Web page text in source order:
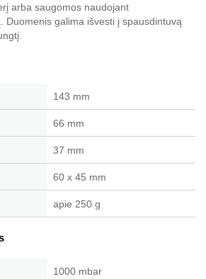
arba saugomos naudojant
Duomenis galima išvesti į spausdintuvą
143 mm
66 mm
37 mm
60 x 45 mm
apie 250 g
1000 mbar